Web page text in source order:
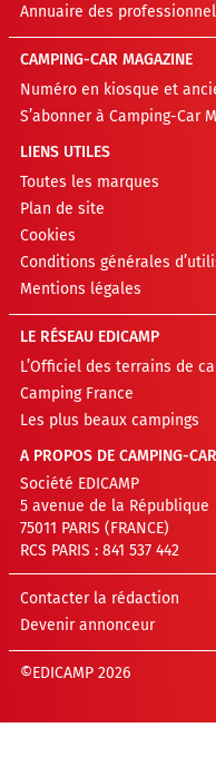
Annuaire des
CAMPING-CAR MAGAZINE
Numéro en kiosque et
S’abonner à Camping-Car
LIENS UTILES
Toutes les marques
Plan de site
Cookies
Conditions générales
Mentions légales
LE RÉSEAU EDICAMP
L’Officiel des terrains de
Camping France
Les plus beaux campings
A PROPOS DE CAMPING-
Société EDICAMP
5 avenue de la République
75011 PARIS (FRANCE)
RCS PARIS : 841 537 442
Contacter la rédaction
Devenir annonceur
©EDICAMP 2026